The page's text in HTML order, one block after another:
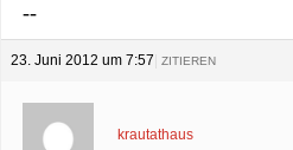
--
23. Juni 2012 um 7:57 ZITIEREN
krautathaus